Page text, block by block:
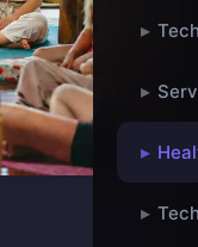
▸
▸
▸
▸